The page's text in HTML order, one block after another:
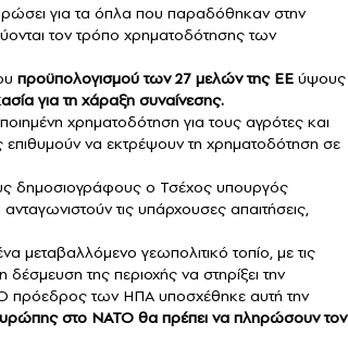
για τα όπλα που παραδόθηκαν στην
τον τρόπο χρηματοδότησης των
προϋπολογισμού των 27 μελών της ΕΕ ύψους
για τη χάραξη συναίνεσης.
χρηματοδότηση για τους αγρότες και
επιθυμούν να εκτρέψουν τη χρηματοδότηση σε
δημοσιογράφους ο Τσέχος υπουργός
τις υπάρχουσες απαιτήσεις,
μεταβαλλόμενο γεωπολιτικό τοπίο, με τις
της περιοχής να στηρίξει την
Ο πρόεδρος των ΗΠΑ υποσχέθηκε αυτή την
στο ΝΑΤΟ θα πρέπει να πληρώσουν τον